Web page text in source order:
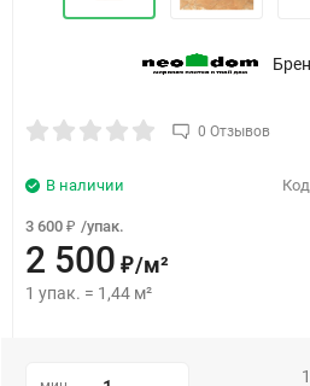
0 Отзывов
В наличии
3 600 ₽ /упак.
2 500 ₽/м²
1 упак. = 1,44 м²
1